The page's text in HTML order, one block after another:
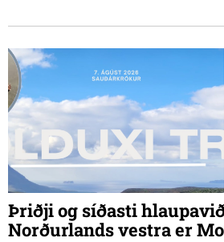
Dagbjörtu Sísí Einarsdóttur, sem er
Þriðji og síðasti
Norðurlands vestra er